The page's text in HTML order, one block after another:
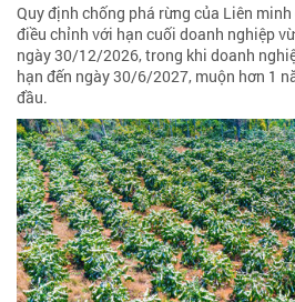
Quy định chống phá rừng của Liên minh
điều chỉnh với hạn cuối doanh nghiệp
ngày 30/12/2026, trong khi doanh
hạn đến ngày 30/6/2027, muộn hơn 1
đầu.